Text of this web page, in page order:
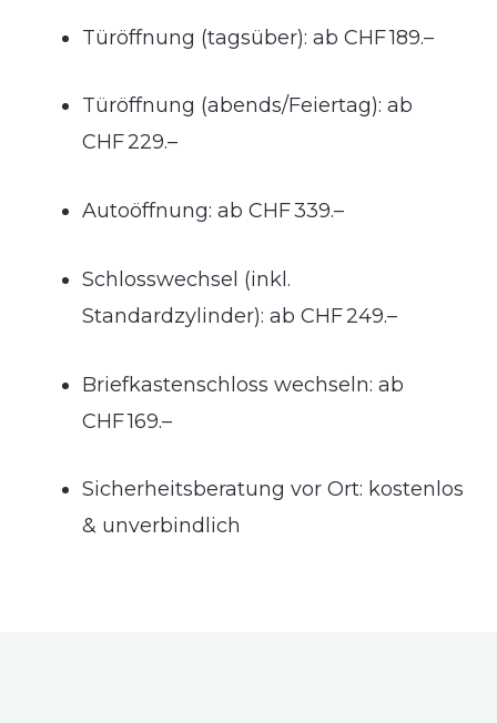
Türöffnung (tagsüber): ab CHF 189.–
Türöffnung (abends/Feiertag): ab
CHF 229.–
Autoöffnung: ab CHF 339.–
Schlosswechsel (inkl.
Standardzylinder): ab CHF 249.–
Briefkastenschloss wechseln: ab
CHF 169.–
Sicherheitsberatung vor Ort: kostenlos
& unverbindlich